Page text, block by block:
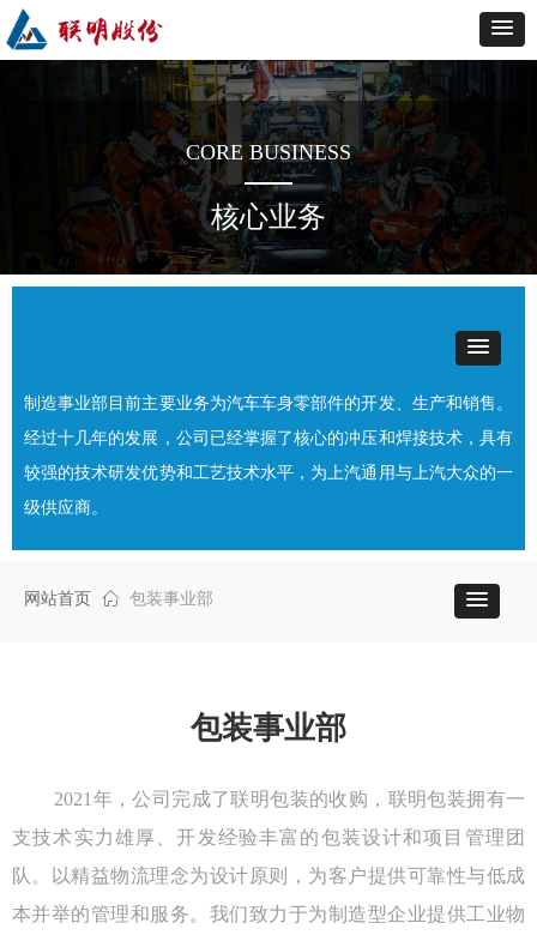
包装事业部
2021年，公司完成了联明包装的收购，联明包装拥有一
支技术实力雄厚、开发经验丰富的包装设计和项目管理团
队。以精益物流理念为设计原则，为客户提供可靠性与低成
本并举的管理和服务。我们致力于为制造型企业提供工业物
网站首页 ꀇ 包装事业部
CORE BUSINESS
核心业务
制造事业部目前主要业务为汽车车身零部件的开发、生产和销售。
经过十几年的发展，公司已经掌握了核心的冲压和焊接技术，具有
较强的技术研发优势和工艺技术水平，为上汽通用与上汽大众的一
级供应商。